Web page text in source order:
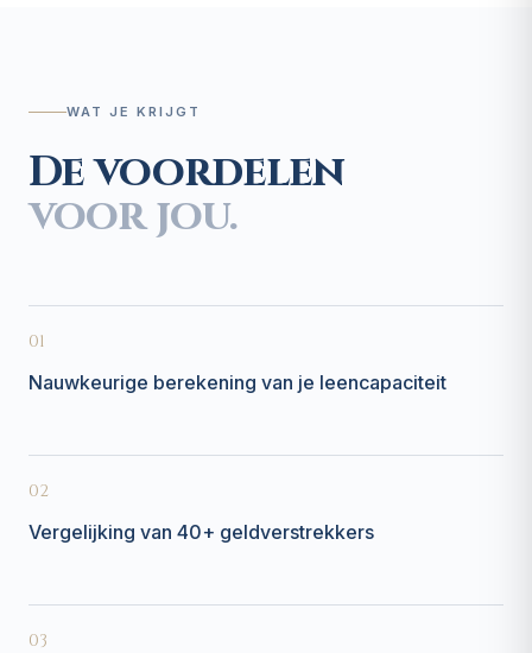
WAT JE KRIJGT
De voordelen
voor jou.
01
Nauwkeurige berekening van je leencapaciteit
02
Vergelijking van 40+ geldverstrekkers
03